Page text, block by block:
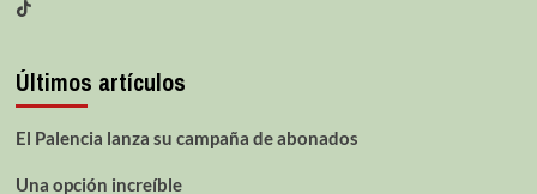
Últimos artículos
El Palencia lanza su campaña de abonados
Una opción increíble